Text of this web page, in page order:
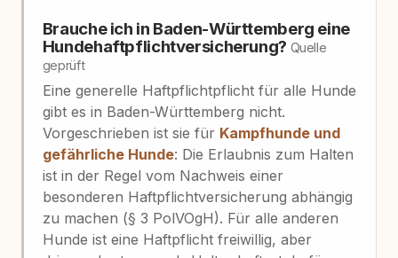
Brauche ich in Baden-Württemberg eine
Hundehaftpflichtversicherung? Quelle
geprüft
Eine generelle Haftpflichtpflicht für alle Hunde
gibt es in Baden-Württemberg nicht.
Vorgeschrieben ist sie für Kampfhunde und
gefährliche Hunde: Die Erlaubnis zum Halten
ist in der Regel vom Nachweis einer
besonderen Haftpflichtversicherung abhängig
zu machen (§ 3 PolVOgH). Für alle anderen
Hunde ist eine Haftpflicht freiwillig, aber